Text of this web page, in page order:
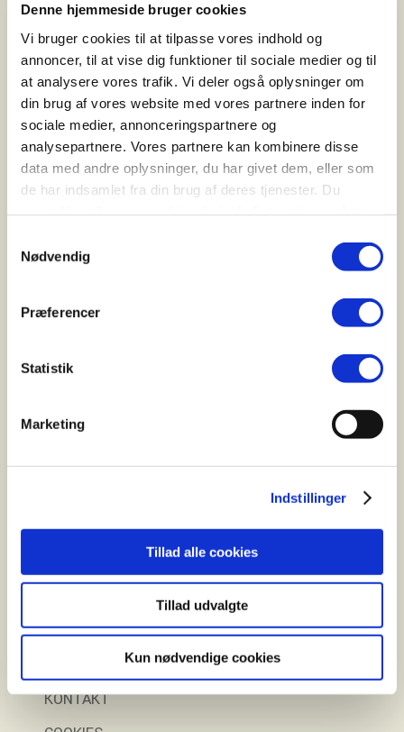
Denne hjemmeside bruger cookies
Vi bruger cookies til at tilpasse vores indhold og
annoncer, til at vise dig funktioner til sociale medier og til
at analysere vores trafik. Vi deler også oplysninger om
din brug af vores website med vores partnere inden for
sociale medier, annonceringspartnere og
analysepartnere. Vores partnere kan kombinere disse
data med andre oplysninger, du har givet dem, eller som
de har indsamlet fra din brug af deres tjenester. Du
Nødvendig
Præferencer
Statistik
Marketing
Indstillinger
Tillad alle cookies
Tillad udvalgte
Kun nødvendige cookies
C. Reinhardt as
Industriparken 21
2750 Ballerup
E-mail: info@creinhardt.dk
Menu
Elcykler
Finansiering
Gratis prøvetur
E-Fly
OM E-FLY
OM C. REINHARDT
KONTAKT